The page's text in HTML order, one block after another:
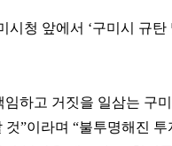
시청 앞에서 ‘구미시 규
임하고 거짓을 일삼는 구
”이라며 “불투명해진